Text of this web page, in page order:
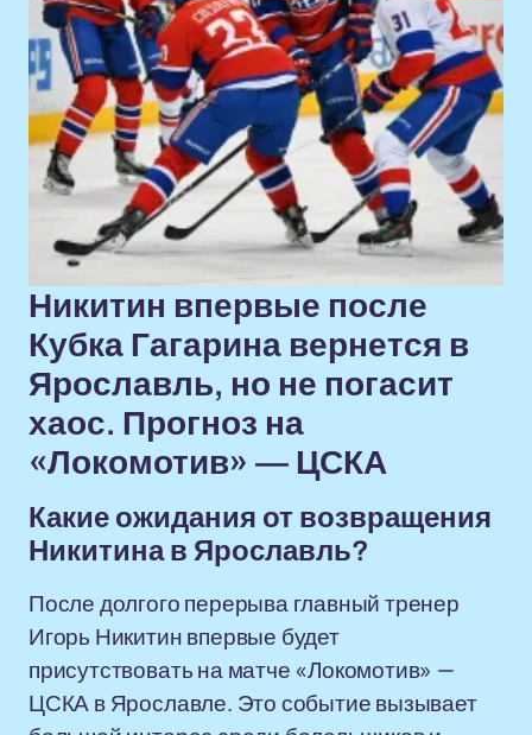
Никитин впервые после
Кубка Гагарина вернется в
Ярославль, но не погасит
хаос. Прогноз на
«Локомотив» — ЦСКА
Какие ожидания от возвращения
Никитина в Ярославль?
После долгого перерыва главный тренер
Игорь Никитин впервые будет
присутствовать на матче «Локомотив» —
ЦСКА в Ярославле. Это событие вызывает